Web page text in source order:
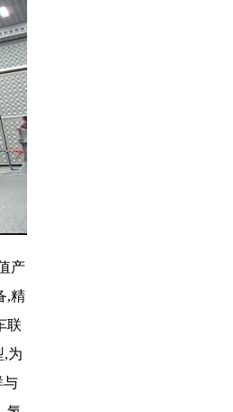
产
,精
联
,为
与